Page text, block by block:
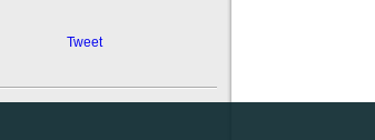
Tweet